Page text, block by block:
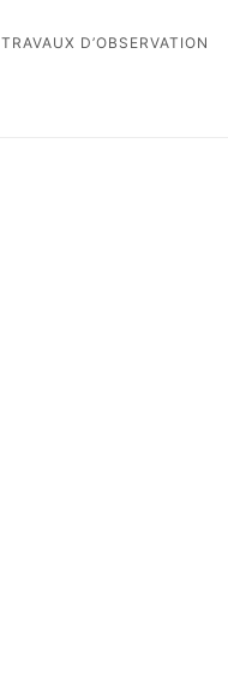
TRAVAUX D’OBSERVATION